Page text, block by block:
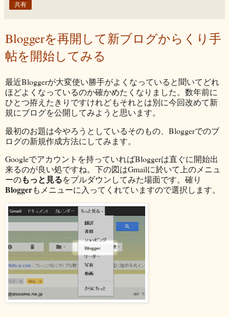
共有
Bloggerを再開して新ブログからくり手
帖を開始してみる
最近Bloggerが大変使い勝手がよくなっていると聞いてどれ
ほどよくなっているのか確かめたくなりました。数年前に
ひとつ拵えたきりですけれどもそれとは別に今回改めて新
規にブログを公開してみようと思います。
最初のお題は今やろうとしているそのもの、Bloggerでのブ
ログの新規作成方法にしてみます。
Googleでアカウントを持っていればBloggerは直ぐに開始出
来るのが良い処ですね。下の図はGmailに於いて上のメニュ
ーのもっと見るをプルダウンしてみた場面です。確り
Bloggerもメニューに入ってくれていますので選択します。